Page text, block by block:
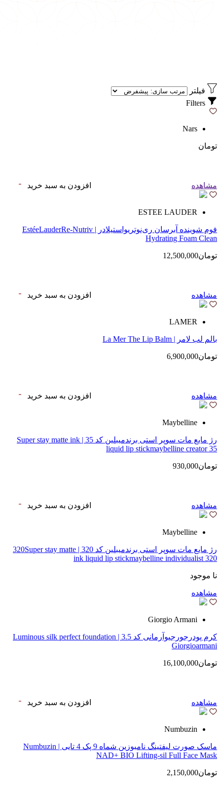
فیلتر
Nars
تومان
مشاهده افزودن به سبد خرید
ESTEE LAUDER
فوم شوینده آبرسان ری‌نوتریواستیلادر | EstéeLauderRe-Nutriv
Hydrating Foam Clean
تومان12,500,000
مشاهده افزودن به سبد خرید
LAMER
بالم لب لامر | La Mer The Lip Balm
تومان6,900,000
مشاهده افزودن به سبد خرید
Maybelline
رژ مایع مات سوپر استی‌ برندمیبلین کد 35 | Super stay matte ink
liquid lip stickmaybelline creator 35
تومان930,000
مشاهده افزودن به سبد خرید
Maybelline
رژ مایع مات سوپر استی‌ برندمیبلین کد 320 | 320Super stay matte
ink liquid lip stickmaybelline individualist 320
نا موجود
مشاهده
Giorgio Armani
کرم پودرجورجیوآرمانی کد 3.5 | Luminous silk perfect foundation
Giorgioarmani
تومان16,100,000
مشاهده افزودن به سبد خرید
Numbuzin
ماسک صورت لیفتینگ نامبوزین شماه 9 پک 4 تایی | Numbuzin
NAD+ BIO Lifting-sil Full Face Mask
تومان2,150,000